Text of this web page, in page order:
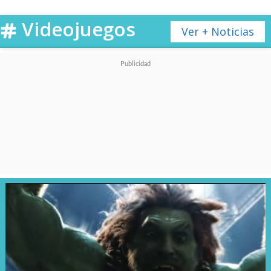
Una publicación compartida por Konnichiwa! 📽 (@konnichiwafestival)
Fue una larga estadía en las
Ver + Noticias
Videojuegos